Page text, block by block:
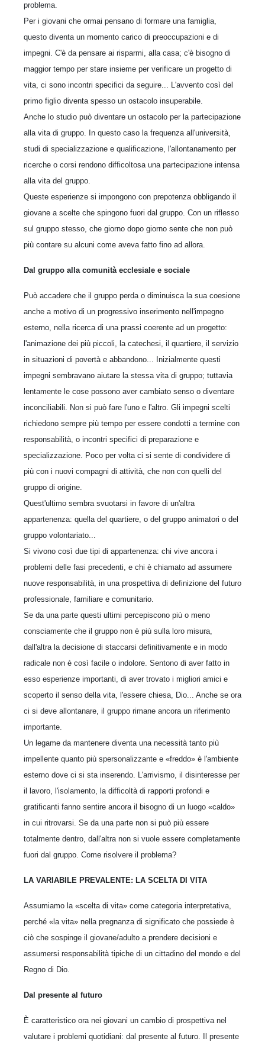
problema.
Per i giovani che ormai pensano di formare una famiglia,
questo diventa un momento carico di preoccupazioni e di
impegni. C'è da pensare ai risparmi, alla casa; c'è bisogno di
maggior tempo per stare insieme per verificare un progetto di
vita, ci sono incontri specifici da seguire... L'avvento così del
primo figlio diventa spesso un ostacolo insuperabile.
Anche lo studio può diventare un ostacolo per la partecipazione
alla vita di gruppo. In questo caso la frequenza all'università,
studi di specializzazione e qualificazione, l'allontanamento per
ricerche o corsi rendono difficoltosa una partecipazione intensa
alla vita del gruppo.
Queste esperienze si impongono con prepotenza obbligando il
giovane a scelte che spingono fuori dal gruppo. Con un riflesso
sul gruppo stesso, che giorno dopo giorno sente che non può
più contare su alcuni come aveva fatto fino ad allora.
Dal gruppo alla comunità ecclesiale e sociale
Può accadere che il gruppo perda o diminuisca la sua coesione
anche a motivo di un progressivo inserimento nell'impegno
esterno, nella ricerca di una prassi coerente ad un progetto:
l'animazione dei più piccoli, la catechesi, il quartiere, il servizio
in situazioni di povertà e abbandono... Inizialmente questi
impegni sembravano aiutare la stessa vita di gruppo; tuttavia
lentamente le cose possono aver cambiato senso o diventare
inconciliabili. Non si può fare l'uno e l'altro. Gli impegni scelti
richiedono sempre più tempo per essere condotti a termine con
responsabilità, o incontri specifici di preparazione e
specializzazione. Poco per volta ci si sente di condividere di
più con i nuovi compagni di attività, che non con quelli del
gruppo di origine.
Quest'ultimo sembra svuotarsi in favore di un'altra
appartenenza: quella del quartiere, o del gruppo animatori o del
gruppo volontariato...
Si vivono così due tipi di appartenenza: chi vive ancora i
problemi delle fasi precedenti, e chi è chiamato ad assumere
nuove responsabilità, in una prospettiva di definizione del futuro
professionale, familiare e comunitario.
Se da una parte questi ultimi percepiscono più o meno
consciamente che il gruppo non è più sulla loro misura,
dall'altra la decisione di staccarsi definitivamente e in modo
radicale non è così facile o indolore. Sentono di aver fatto in
esso esperienze importanti, di aver trovato i migliori amici e
scoperto il senso della vita, l'essere chiesa, Dio... Anche se ora
ci si deve allontanare, il gruppo rimane ancora un riferimento
importante.
Un legame da mantenere diventa una necessità tanto più
impellente quanto più spersonalizzante e «freddo» è l'ambiente
esterno dove ci si sta inserendo. L'arrivismo, il disinteresse per
il lavoro, l'isolamento, la difficoltà di rapporti profondi e
gratificanti fanno sentire ancora il bisogno di un luogo «caldo»
in cui ritrovarsi. Se da una parte non si può più essere
totalmente dentro, dall'altra non si vuole essere completamente
fuori dal gruppo. Come risolvere il problema?
LA VARIABILE PREVALENTE: LA SCELTA DI VITA
Assumiamo la «scelta di vita» come categoria interpretativa,
perché «la vita» nella pregnanza di significato che possiede è
ciò che sospinge il giovane/adulto a prendere decisioni e
assumersi responsabilità tipiche di un cittadino del mondo e del
Regno di Dio.
Dal presente al futuro
È caratteristico ora nei giovani un cambio di prospettiva nel
valutare i problemi quotidiani: dal presente al futuro. Il presente